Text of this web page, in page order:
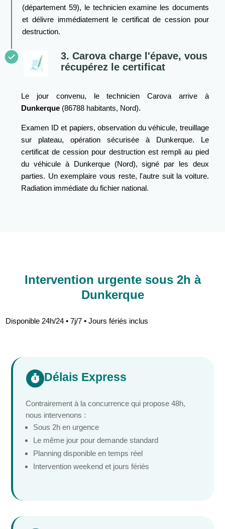
(département 59), le technicien examine les documents
et délivre immédiatement le certificat de cession pour
destruction.
3. Carova charge l'épave, vous
récupérez le certificat
Le jour convenu, le technicien Carova arrive à
Dunkerque (86788 habitants, Nord).
Examen ID et papiers, observation du véhicule, treuillage
sur plateau, opération sécurisée à Dunkerque. Le
certificat de cession pour destruction est rempli au pied
du véhicule à Dunkerque (Nord), signé par les deux
parties. Un exemplaire vous reste, l'autre suit la voiture.
Radiation immédiate du fichier national.
Intervention urgente sous 2h à
Dunkerque
Disponible 24h/24 • 7j/7 • Jours fériés inclus
 Délais Express
Contrairement à la concurrence qui propose 48h,
nous intervenons :
Sous 2h en urgence
Le même jour pour demande standard
Planning disponible en temps réel
Intervention weekend et jours fériés